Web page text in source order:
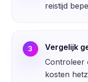
reistijd
3
Vergelijk
Controleer
kosten